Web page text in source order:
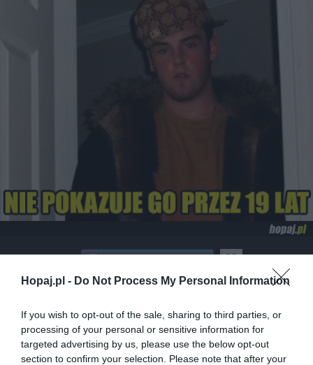
Hopaj.pl - Do Not Process My Personal Information
If you wish to opt-out of the sale, sharing to third parties, or
processing of your personal or sensitive information for
targeted advertising by us, please use the below opt-out
section to confirm your selection. Please note that after your
39
Kopiuj link
Przed filmem